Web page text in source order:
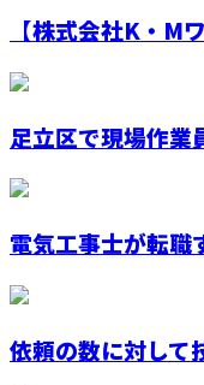
【株式会社K・M
足立区で現場作
電気工事士が転職
依頼の数に対して